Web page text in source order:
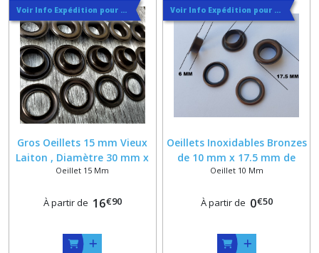
Voir Info Expédition pour Régler les Frais de Port au Meilleur Prix , En haut d'ecran à Droite
Gros Oeillets 15 mm Vieux
Laiton , Diamètre 30 mm x
Hauteur 9 mm , Oeillet
Oeillet 15 Mm
À partir de 16€90
Voir Info Expédition pour Régler les Frais de Port au Meilleur Prix , En haut d'ecran à Droite
Oeillets Inoxidables Bronzes
de 10 mm x 17.5 mm de
diametre x 6 mm de
rondelles
Oeillet 10 Mm
À partir de 0€50